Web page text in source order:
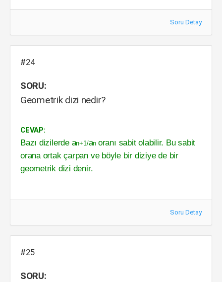
Soru Detay
#24
SORU:
Geometrik dizi nedir?
CEVAP:
Bazı dizilerde an+1/an oranı sabit olabilir. Bu sabit
orana ortak çarpan ve böyle bir diziye de bir
geometrik dizi denir.
Soru Detay
#25
SORU: